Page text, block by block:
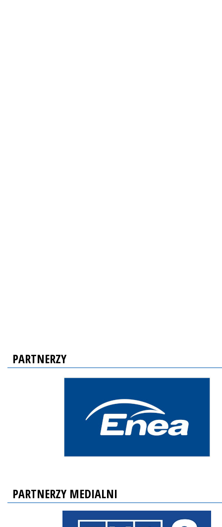
PARTNERZY
PARTNERZY MEDIALNI